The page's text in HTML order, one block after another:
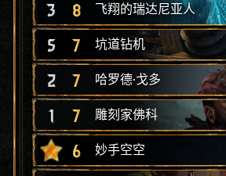
3 8 飞翔的瑞达尼亚人
5 7 坑道钻机
2 7 哈罗德·戈多
1 7 雕刻家佛科
6 妙手空空